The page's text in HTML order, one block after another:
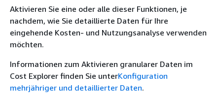
Aktivieren Sie eine oder alle dieser Funktionen, je
nachdem, wie Sie detaillierte Daten für Ihre
eingehende Kosten- und Nutzungsanalyse verwenden
möchten.
Informationen zum Aktivieren granularer Daten im
Cost Explorer finden Sie unterKonfiguration
mehrjähriger und detaillierter Daten.